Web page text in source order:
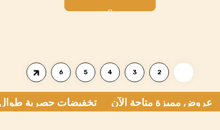
2
3
4
5
6
عروض مميزة متاحة الآن